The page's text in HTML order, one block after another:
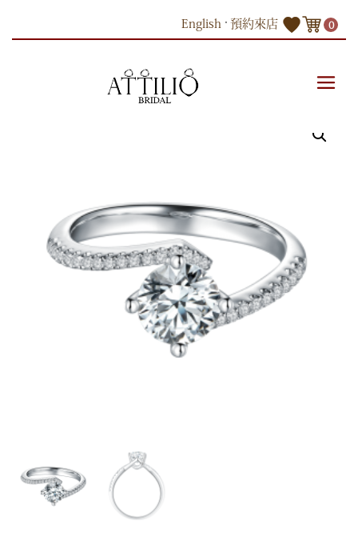
English 預約來店 0
18K 白色黃金鑽石戒指